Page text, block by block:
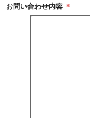
お問い合わせ内容 ＊